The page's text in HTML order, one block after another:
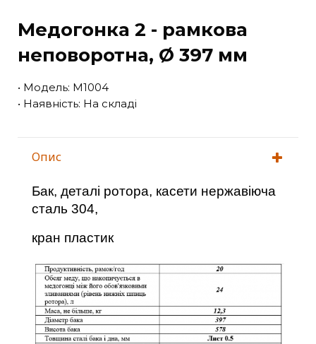
Медогонка 2 - рамкова
неповоротна, Ø 397 мм
• Модель: M1004
• Наявність: На складі
Опис
Бак, деталі ротора, касети нержавіюча
сталь 304,
кран пластик